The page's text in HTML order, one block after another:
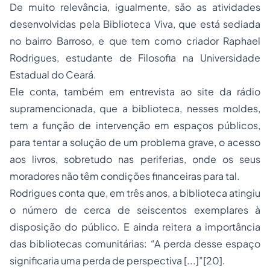
De muito relevância, igualmente, são as atividades
desenvolvidas pela Biblioteca Viva, que está sediada
no bairro Barroso, e que tem como criador Raphael
Rodrigues, estudante de Filosofia na Universidade
Estadual do Ceará.
Ele conta, também em entrevista ao site da rádio
supramencionada, que a biblioteca, nesses moldes,
tem a função de intervenção em espaços públicos,
para tentar a solução de um problema grave, o acesso
aos livros, sobretudo nas periferias, onde os seus
moradores não têm condições financeiras para tal.
Rodrigues conta que, em três anos, a biblioteca atingiu
o número de cerca de seiscentos exemplares à
disposição do público. E ainda reitera a importância
das bibliotecas comunitárias: “A perda desse espaço
significaria uma perda de perspectiva [...]”[20].